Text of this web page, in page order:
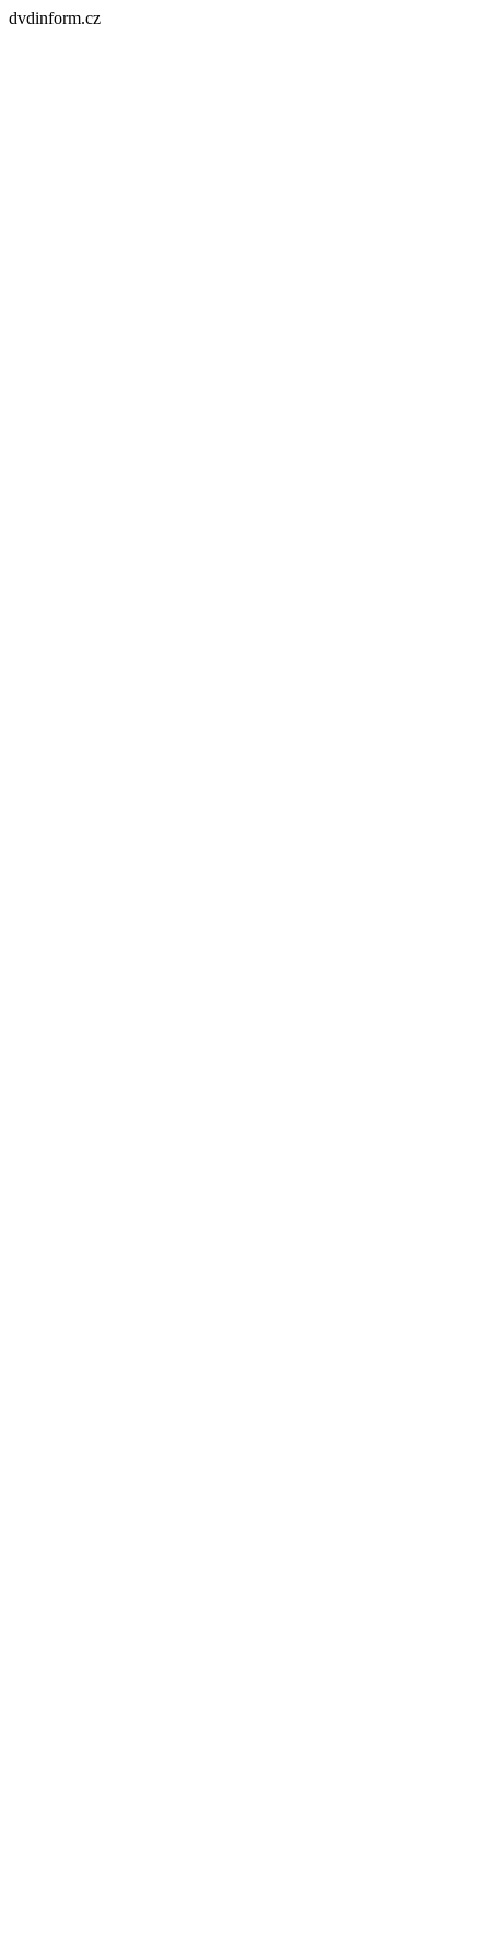
dvdinform.cz